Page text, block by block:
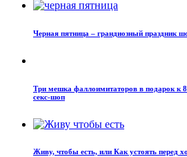
Черная пятница – грандиозный праздник
Три мешка фаллоимитаторов в подарок к
секс-шоп
Живу, чтобы есть, или Как устоять перед